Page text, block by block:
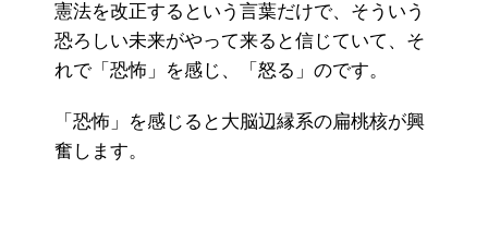
憲法を改正するという言葉だけで、そういう
恐ろしい未来がやって来ると信じていて、そ
れで「恐怖」を感じ、「怒る」のです。
「恐怖」を感じると大脳辺縁系の扁桃核が興
奮します。